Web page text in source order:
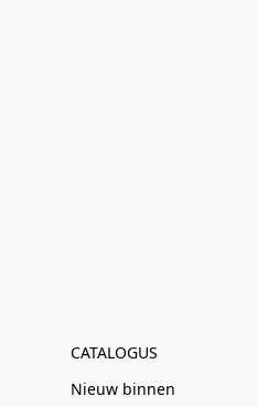
CATALOGUS
Nieuw binnen